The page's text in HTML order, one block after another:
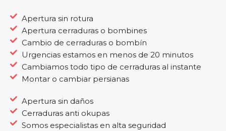
Apertura sin rotura
Apertura cerraduras o bombines
Cambio de cerraduras o bombín
Urgencias estamos en menos de 20 minutos
Cambiamos todo tipo de cerraduras al instante
Montar o cambiar persianas
Apertura sin daños
Cerraduras anti okupas
Somos especialistas en alta seguridad